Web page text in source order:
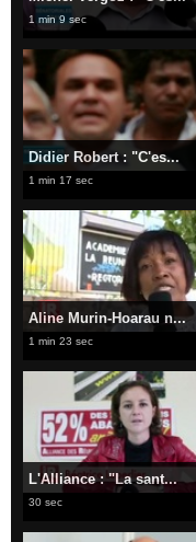
1 min 9 sec
Didier Robert : "C'es...
1 min 17 sec
Aline Murin-Hoarau n...
1 min 23 sec
L'Alliance : "La sant...
30 sec